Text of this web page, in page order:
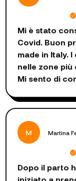
Mi è stato
Covid. Buon
made in Italy.
nelle zone
Mi sento di
M Martina
Dopo il parto